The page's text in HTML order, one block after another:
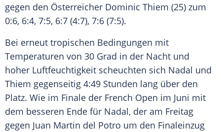
gegen den Österreicher Dominic Thiem (25) zum
0:6, 6:4, 7:5, 6:7 (4:7), 7:6 (7:5).
Bei erneut tropischen Bedingungen mit
Temperaturen von 30 Grad in der Nacht und
hoher Luftfeuchtigkeit scheuchten sich Nadal und
Thiem gegenseitig 4:49 Stunden lang über den
Platz. Wie im Finale der French Open im Juni mit
dem besseren Ende für Nadal, der am Freitag
gegen Juan Martin del Potro um den Finaleinzug